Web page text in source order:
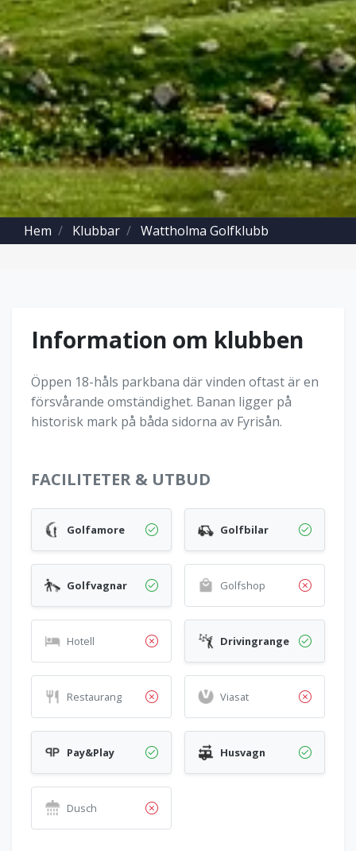
Hem Klubbar Wattholma Golfklubb
Information om klubben
Öppen 18-håls parkbana där vinden oftast är en
försvårande omständighet. Banan ligger på
historisk mark på båda sidorna av Fyrisån.
FACILITETER & UTBUD
Golfamore Golfbilar
Golfvagnar Golfshop
Hotell Drivingrange
Restaurang Viasat
Pay&Play Husvagn
Dusch